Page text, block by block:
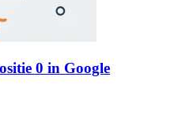
0 in Google